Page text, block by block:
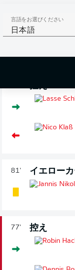
言語をお選びください
日本語
3.
控え
81' イエロー
77' 控え